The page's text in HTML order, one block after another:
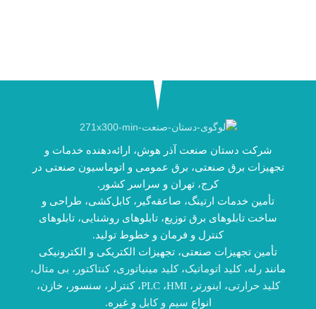
شرکت دستان صنعت آذر هوش، ارائه‌دهنده خدمات و
تجهیزات برق صنعتی، برق عمومی و اتوماسیون صنعتی در
کرج، تهران و سراسر کشور.
تأمین خدمات ارتینگ، صاعقه‌گیر، کابل‌کشی، طراحی و
ساخت تابلوهای برق توزیع، تابلوهای روشنایی، تابلوهای
کنترل و فرمان و خطوط تولید.
تأمین تجهیزات صنعتی، تجهیزات الکتریکی و الکترونیکی
مانند رله،کلید اتوماتیک،کلید مینیاتوری،کنتاکتور ، بی متال،
کلید حرارتی، اینورتر ، PLC،HMI ،کنترلر ، سنسور، خازن،
انواع سیم و کابل و غیره.